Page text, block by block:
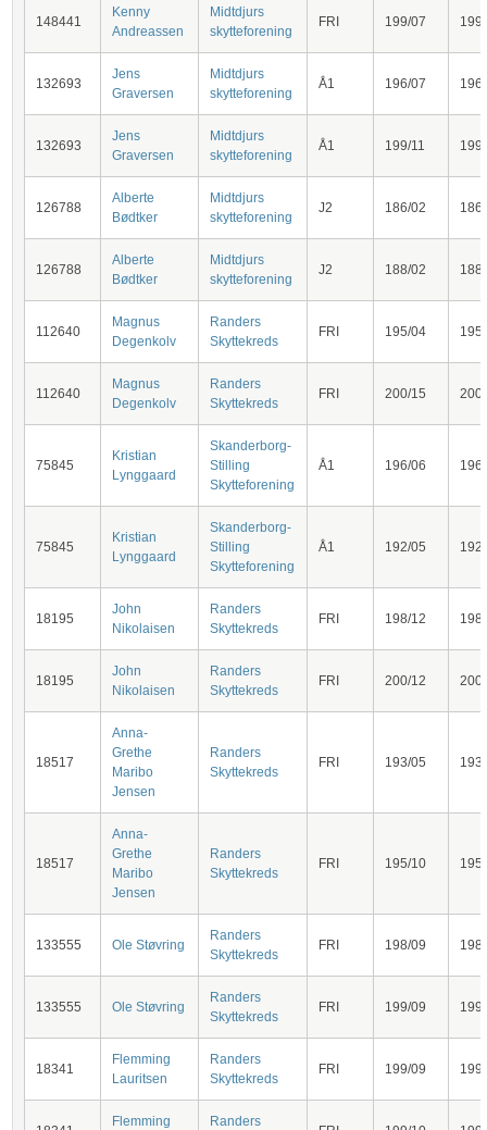
148441
Kenny
Andreassen
Midtdjurs
skytteforening
FRI 199/07 199
132693
Jens
Graversen
Midtdjurs
skytteforening
Å1 196/07 196
132693
Jens
Graversen
Midtdjurs
skytteforening
Å1 199/11 199
126788
Alberte
Bødtker
Midtdjurs
skytteforening
J2 186/02 186
126788
Alberte
Bødtker
Midtdjurs
skytteforening
J2 188/02 188
112640
Magnus
Degenkolv
Randers
Skyttekreds
FRI 195/04 195
112640
Magnus
Degenkolv
Randers
Skyttekreds
FRI 200/15 200
75845
Kristian
Lynggaard
Skanderborg-
Stilling
Skytteforening
Å1 196/06 196
75845
Kristian
Lynggaard
Skanderborg-
Stilling
Skytteforening
Å1 192/05 192
18195
John
Nikolaisen
Randers
Skyttekreds
FRI 198/12 198
18195
John
Nikolaisen
Randers
Skyttekreds
FRI 200/12 200
18517
Anna-
Grethe
Maribo
Jensen
Randers
Skyttekreds
FRI 193/05 193
18517
Anna-
Grethe
Maribo
Jensen
Randers
Skyttekreds
FRI 195/10 195
133555 Ole Støvring
Randers
Skyttekreds
FRI 198/09 198
133555 Ole Støvring
Randers
Skyttekreds
FRI 199/09 199
18341
Flemming
Lauritsen
Randers
Skyttekreds
FRI 199/09 199
Flemming Randers